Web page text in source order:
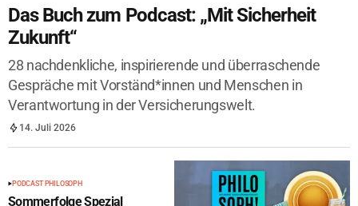
Das Buch zum Podcast: „Mit Sicherheit
Zukunft“
28 nachdenkliche, inspirierende und überraschende
Gespräche mit Vorständ*innen und Menschen in
Verantwortung in der Versicherungswelt.
14. Juli 2026
PODCAST PHILOSOPH
Sommerfolge Spezial